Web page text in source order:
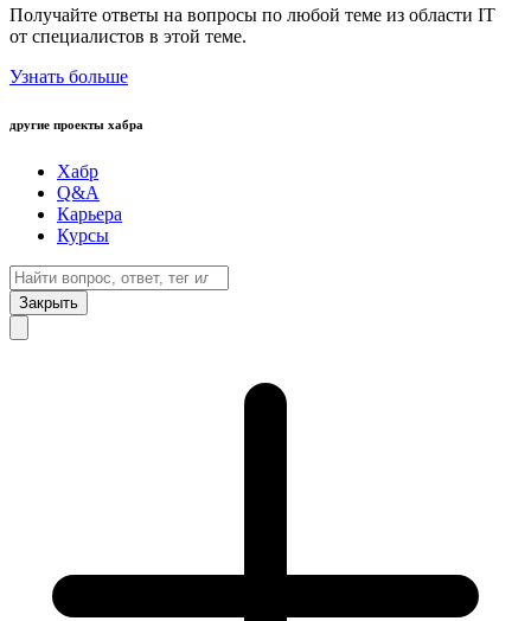
Получайте ответы на вопросы по любой теме из области IT
от специалистов в этой теме.
Узнать больше
другие проекты хабра
Хабр
Q&A
Карьера
Курсы
Закрыть